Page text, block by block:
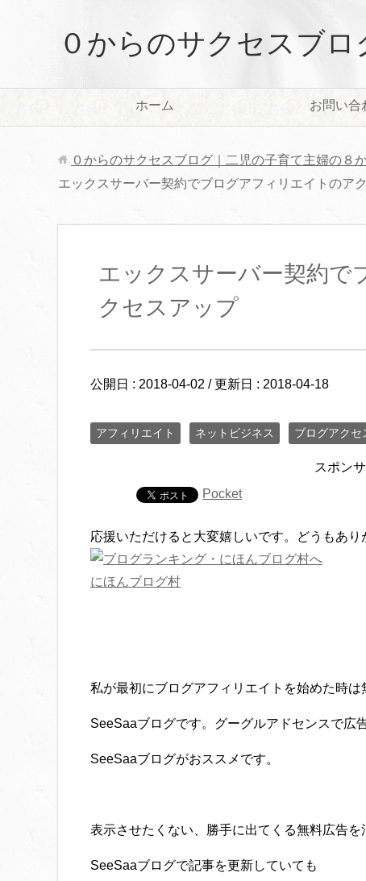
０からのサクセスブ
ホーム お問い合
０からのサクセスブログ｜二児の子育て主婦の８
エックスサーバー契約でブログアフィリエイトのア
エックスサーバー契約で
クセスアップ
公開日 : 2018-04-02 / 更新日 : 2018-04-18
アフィリエイト ネットビジネス ブログアクセ
スポン
Pocket
応援いただけると大変嬉しいです。どうもあり
にほんブログ村
私が最初にブログアフィリエイトを始めた時は
SeeSaaブログです。グーグルアドセンスで広
SeeSaaブログがおススメです。
表示させたくない、勝手に出てくる無料広告を
SeeSaaブログで記事を更新していても